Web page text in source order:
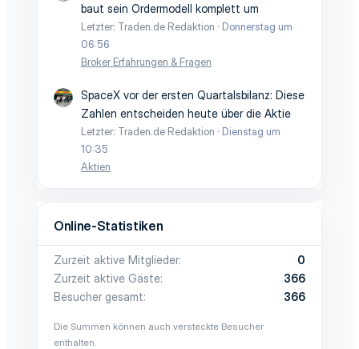
baut sein Ordermodell komplett um
Letzter: Traden.de Redaktion
Donnerstag um
06:56
Broker Erfahrungen & Fragen
SpaceX vor der ersten Quartalsbilanz: Diese
Zahlen entscheiden heute über die Aktie
Letzter: Traden.de Redaktion
Dienstag um
10:35
Aktien
Online-Statistiken
Zurzeit aktive Mitglieder
0
Zurzeit aktive Gäste
366
Besucher gesamt
366
Die Summen können auch versteckte Besucher
enthalten.